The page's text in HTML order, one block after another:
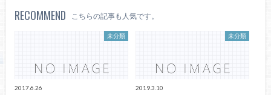
RECOMMEND こちらの記事も人気です。
未分類
2017.6.26
未分類
2019.3.10